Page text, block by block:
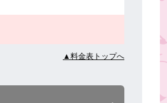
▲料金表トップへ